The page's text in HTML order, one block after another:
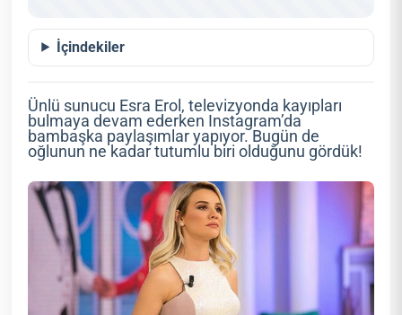
İçindekiler
Ünlü sunucu Esra Erol, televizyonda kayıpları
bulmaya devam ederken Instagram’da
bambaşka paylaşımlar yapıyor. Bugün de
oğlunun ne kadar tutumlu biri olduğunu gördük!